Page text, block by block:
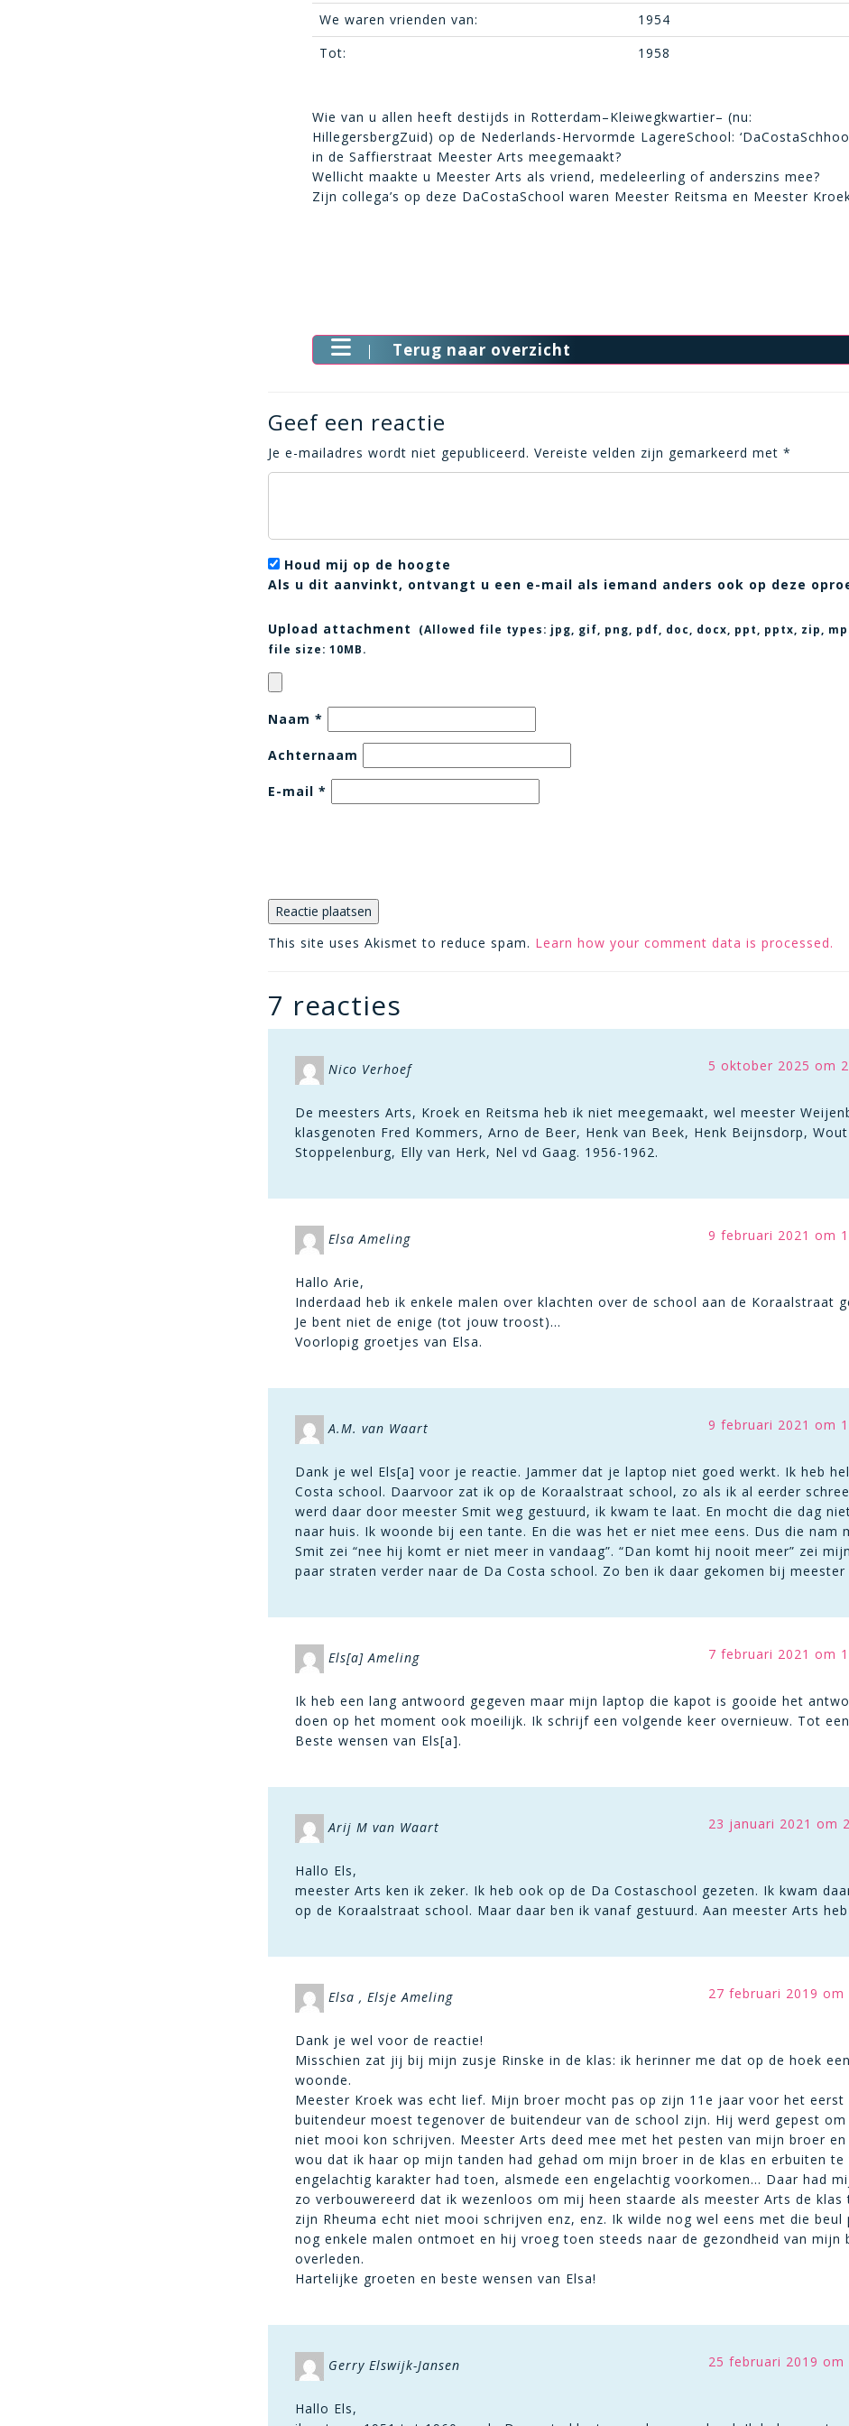
We waren vrienden van:
1954
Tot:
1958
Wie van u allen heeft destijds in Rotterdam–Kleiwegkwartier– (nu:
HillegersbergZuid) op de Nederlands-Hervormde LagereSchool:
in de Saffierstraat Meester Arts meegemaakt?
Wellicht maakte u Meester Arts als vriend, medeleerling of anderszins mee?
Zijn collega’s op deze DaCostaSchool waren Meester Reitsma en Meester
Terug naar overzicht
Geef een reactie
Je e-mailadres wordt niet gepubliceerd. Vereiste velden zijn gemarkeerd met *
Houd mij op de hoogte
Als u dit aanvinkt, ontvangt u een e-mail als iemand anders ook op deze
Upload attachment (Allowed file types: jpg, gif, png, pdf, doc, docx, ppt, pptx, zip,
file size: 10MB.
Naam *
Achternaam
E-mail *
This site uses Akismet to reduce spam. Learn how your comment data is processed.
7 reacties
Nico Verhoef 5 oktober 2025 om
De meesters Arts, Kroek en Reitsma heb ik niet meegemaakt, wel meester
klasgenoten Fred Kommers, Arno de Beer, Henk van Beek, Henk Beijnsdorp,
Stoppelenburg, Elly van Herk, Nel vd Gaag. 1956-1962.
Elsa Ameling 9 februari 2021 om
Hallo Arie,
Inderdaad heb ik enkele malen over klachten over de school aan de Koraalstraat
Je bent niet de enige (tot jouw troost)…
Voorlopig groetjes van Elsa.
A.M. van Waart 9 februari 2021 om
Dank je wel Els[a] voor je reactie. Jammer dat je laptop niet goed werkt. Ik heb
Costa school. Daarvoor zat ik op de Koraalstraat school, zo als ik al eerder
werd daar door meester Smit weg gestuurd, ik kwam te laat. En mocht die dag
naar huis. Ik woonde bij een tante. En die was het er niet mee eens. Dus die
Smit zei “nee hij komt er niet meer in vandaag”. “Dan komt hij nooit meer” zei
paar straten verder naar de Da Costa school. Zo ben ik daar gekomen bij meester
Els[a] Ameling 7 februari 2021 om
Ik heb een lang antwoord gegeven maar mijn laptop die kapot is gooide het
doen op het moment ook moeilijk. Ik schrijf een volgende keer overnieuw. Tot
Beste wensen van Els[a].
Arij M van Waart 23 januari 2021 om
Hallo Els,
meester Arts ken ik zeker. Ik heb ook op de Da Costaschool gezeten. Ik kwam
op de Koraalstraat school. Maar daar ben ik vanaf gestuurd. Aan meester Arts
Elsa , Elsje Ameling 27 februari 2019 om
Dank je wel voor de reactie!
Misschien zat jij bij mijn zusje Rinske in de klas: ik herinner me dat op de hoek
woonde.
Meester Kroek was echt lief. Mijn broer mocht pas op zijn 11e jaar voor het eerst
buitendeur moest tegenover de buitendeur van de school zijn. Hij werd gepest
niet mooi kon schrijven. Meester Arts deed mee met het pesten van mijn broer
wou dat ik haar op mijn tanden had gehad om mijn broer in de klas en erbuiten te
engelachtig karakter had toen, alsmede een engelachtig voorkomen… Daar had
zo verbouwereerd dat ik wezenloos om mij heen staarde als meester Arts de
zijn Rheuma echt niet mooi schrijven enz, enz. Ik wilde nog wel eens met die
nog enkele malen ontmoet en hij vroeg toen steeds naar de gezondheid van mijn
overleden.
Hartelijke groeten en beste wensen van Elsa!
Gerry Elswijk-Jansen 25 februari 2019 om
Hallo Els,